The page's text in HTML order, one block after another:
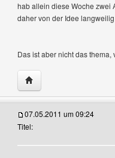
hab allein diese Woche zwei
daher von der Idee
Das ist aber nicht das
Website dieses
07.05.2011 um 09:24
Titel: